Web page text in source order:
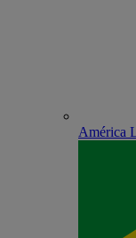
América